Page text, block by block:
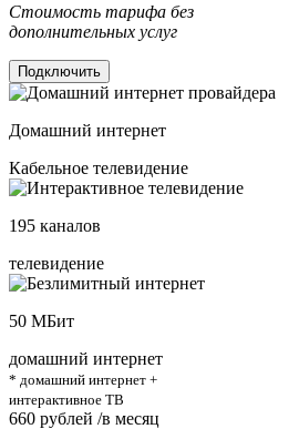
Стоимость тарифа без
дополнительных услуг
Подключить
Домашний интернет
Кабельное телевидение
195 каналов
телевидение
50 МБит
домашний интернет
* домашний интернет +
интерактивное ТВ
660 рублей /в месяц